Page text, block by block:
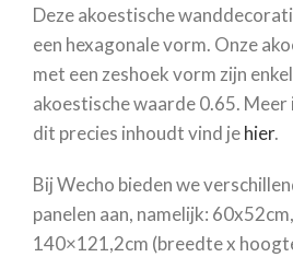
Deze akoestische
een hexagonale vorm. Onze
met een zeshoek vorm zijn
akoestische waarde 0.65.
dit precies inhoudt vind jehier.
Bij Wecho bieden we
panelen aan, namelijk:
140×121,2cm (breedte x